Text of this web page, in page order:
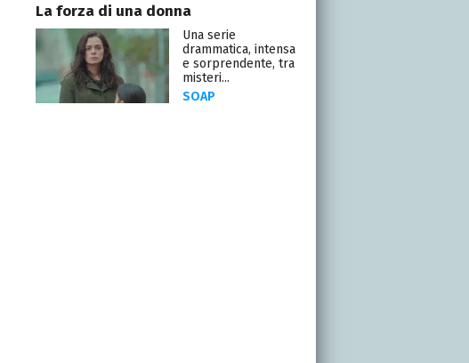
La forza di una donna
Una serie
drammatica, intensa
e sorprendente, tra
misteri...
SOAP